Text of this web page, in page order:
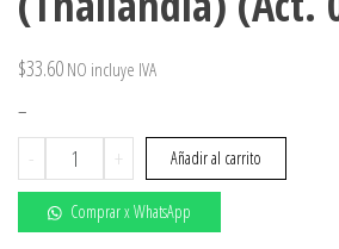
$33.60 NO incluye IVA
–
-
UNION/COUPLING
HN
CL-
300
+ Añadir al carrito
Comprar x WhatsApp